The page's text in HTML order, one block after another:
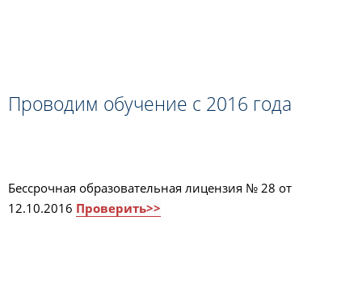
Проводим обучение с 2016 года
Бессрочная образовательная лицензия № 28 от
12.10.2016 Проверить>>